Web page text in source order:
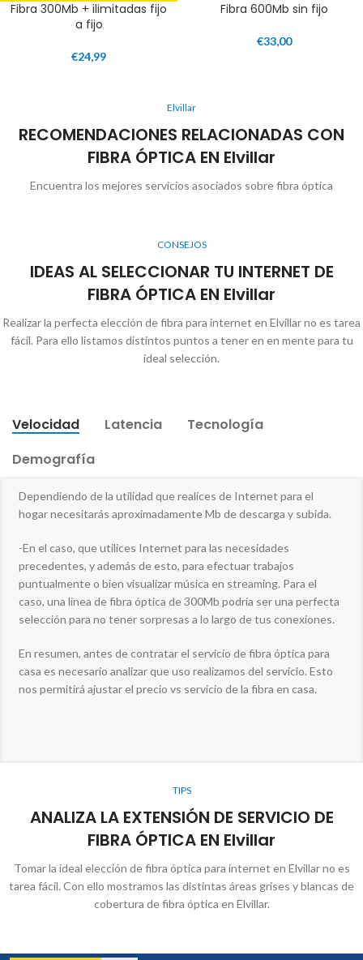
Fibra 300Mb + ilimitadas fijo
a fijo
€24,99
Fibra 600Mb sin fijo
€33,00
Elvillar
RECOMENDACIONES RELACIONADAS CON
FIBRA ÓPTICA EN Elvillar
Encuentra los mejores servicios asociados sobre fibra óptica
CONSEJOS
IDEAS AL SELECCIONAR TU INTERNET DE
FIBRA ÓPTICA EN Elvillar
Realizar la perfecta elección de fibra para internet en Elvillar no es tarea
fácil. Para ello listamos distintos puntos a tener en en mente para tu
ideal selección.
Velocidad Latencia
Tecnología
Demografía
Dependiendo de la utilidad que realices de Internet para el
hogar necesitarás aproximadamente Mb de descarga y subida.
-En el caso, que utilices Internet para las necesidades
precedentes, y además de esto, para efectuar trabajos
puntualmente o bien visualizar música en streaming. Para el
caso, una línea de fibra óptica de 300Mb podría ser una perfecta
selección para no tener sorpresas a lo largo de tus conexiones.
En resumen, antes de contratar el servicio de fibra óptica para
casa es necesario analizar que uso realizamos del servicio. Esto
nos permitirá ajustar el precio vs servicio de la fibra en casa.
TIPS
ANALIZA LA EXTENSIÓN DE SERVICIO DE
FIBRA ÓPTICA EN Elvillar
Tomar la ideal elección de fibra óptica para internet en Elvillar no es
tarea fácil. Con ello mostramos las distintas áreas grises y blancas de
cobertura de fibra óptica en Elvillar.